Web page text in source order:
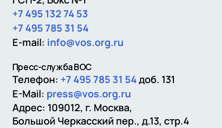
+7 495 132 74 53
+7 495 785 31 54
E-mail: info@vos.org.ru
Пресс-служба ВОС
Телефон: +7 495 785 31 54доб. 131
E-Mail: press@vos.org.ru
Адрес: 109012, г. Москва,
Большой Черкасский пер., д.13, стр.4